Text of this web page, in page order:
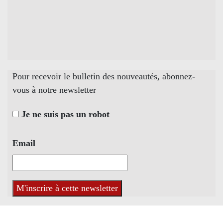
Pour recevoir le bulletin des nouveautés, abonnez-
vous à notre newsletter
Je ne suis pas un robot
Email